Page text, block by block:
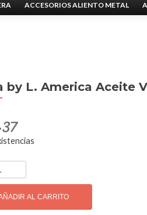
ACCESORIOS ALIENTO METAL
by L. America Aceite
AL CARRITO